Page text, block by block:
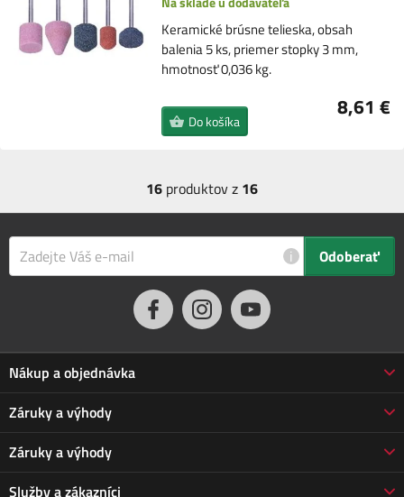
Keramické brúsne telieska, obsah
balenia 5 ks, priemer stopky 3 mm,
hmotnosť 0,036 kg.
8,61 €
Do košíka
16 produktov z 16
i Odoberať
Nákup a objednávka
Obchodné podmienky
Doprava a platba
Predĺžená záruka
Záruky a výhody
Reklamácia
Vrátenie tovaru
Záruky a výhody
Prečo nakupovať u nás
Služby a zákazníci